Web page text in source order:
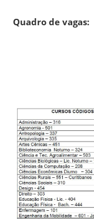
Quadro de vagas: